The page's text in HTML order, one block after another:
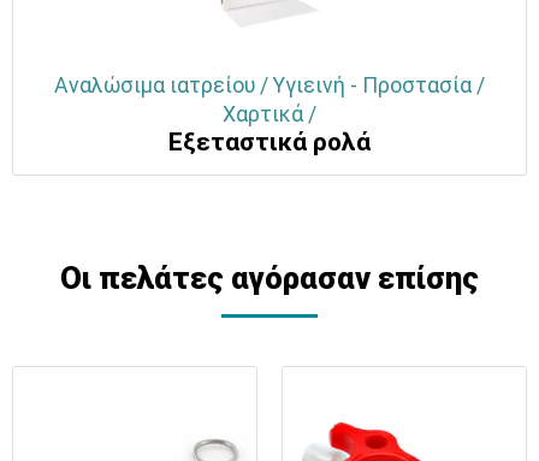
Αναλώσιμα ιατρείου / Υγιεινή - Προστασία /
Χαρτικά /
Εξεταστικά ρολά
Οι πελάτες αγόρασαν επίσης